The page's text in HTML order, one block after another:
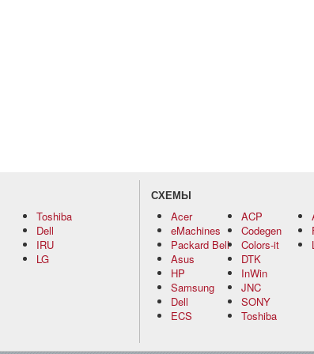
Toshiba
Dell
IRU
LG
СХЕМЫ
Acer
eMachines
Packard Bell
Asus
HP
Samsung
Dell
ECS
ACP
Codegen
Colors-it
DTK
InWin
JNC
SONY
Toshiba